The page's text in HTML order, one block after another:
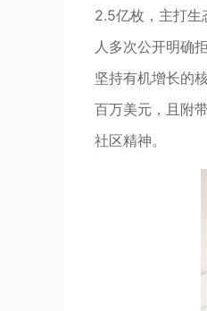
2.5亿枚，主打生
人多次公开明确
坚持有机增长的
百万美元，且附
社区精神。